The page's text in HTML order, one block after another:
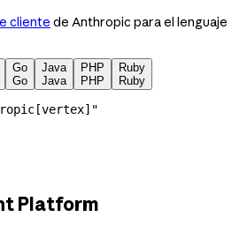
cliente de Anthropic para el lenguaje
Go
Go
Java
Java
PHP
PHP
Ruby
Ruby
Platform